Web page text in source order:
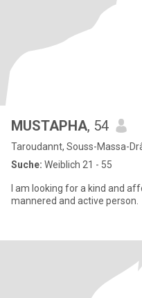
MUSTAPHA, 54
Taroudannt, Souss-Massa-
Suche: Weiblich 21 - 55
I am looking for a kind and
mannered and active person.